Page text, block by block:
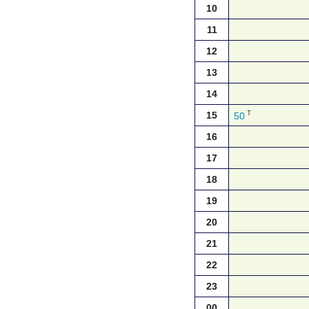
10
11
12
13
14
15
50 Ｔ
16
17
18
19
20
21
22
23